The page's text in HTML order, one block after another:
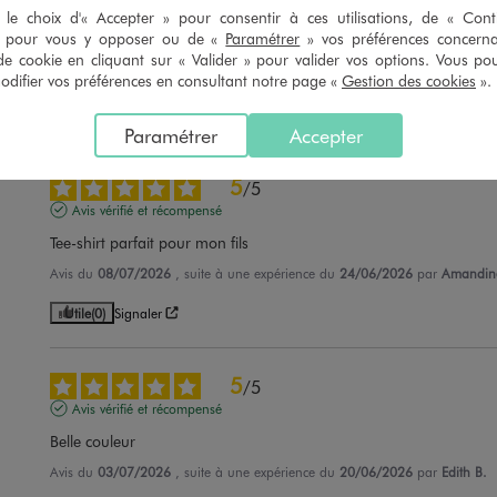
Avis vérifié et récompensé
parfait joli comme tout
Avis du22/07/2026 , suite à une expérience du 09/07/2026 par Christine J.
(0) Signaler
5/5
Avis vérifié et récompensé
Tee-shirt parfait pour mon fils
Avis du 08/07/2026 , suite à une expérience du 24/06/2026 par
Utile(0) Signaler
5/5
Avis vérifié et récompensé
Belle couleur
Avis du 03/07/2026 , suite à une expérience du 20/06/2026 par Edith B.
le choix d'« Accepter » pour consentir à ces utilisations, de «
pour vous y opposer ou de « Paramétrer » vos préférences
cookie en cliquant sur « Valider » pour valider vos options. Vous
vos préférences en consultant notre page « Gestion des cookies ».
Accepter
Paramétrer